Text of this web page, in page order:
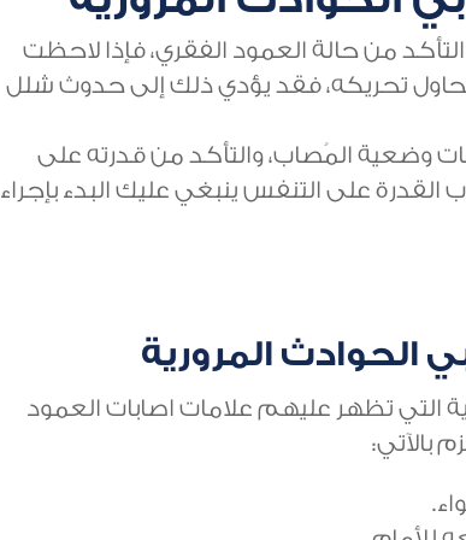
من حالة العمود الفقري، فإذا لاحظت
تحاول تحريكه، فقد يؤدي ذلك إلى حدوث شلل
وضعية المُصاب، والتأكد من قدرته على
على التنفس ينبغي عليك البدء بإجراء
الحوادث المرورية
التي تظهر عليهم علامات اصابات العمود
بالآتي: